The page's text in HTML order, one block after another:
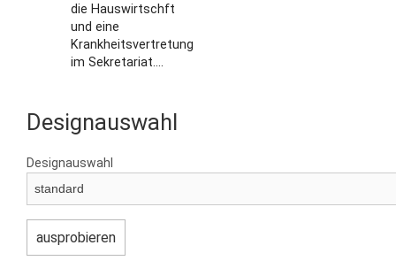
die Hauswirtschft
und eine
Krankheitsvertretung
im Sekretariat....
Designauswahl
Designauswahl